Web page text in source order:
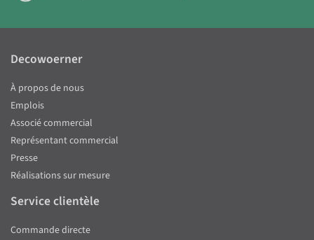
Decowoerner
À propos de nous
Emplois
Associé commercial
Représentant commercial
Presse
Réalisations sur mesure
Service clientèle
Commande directe